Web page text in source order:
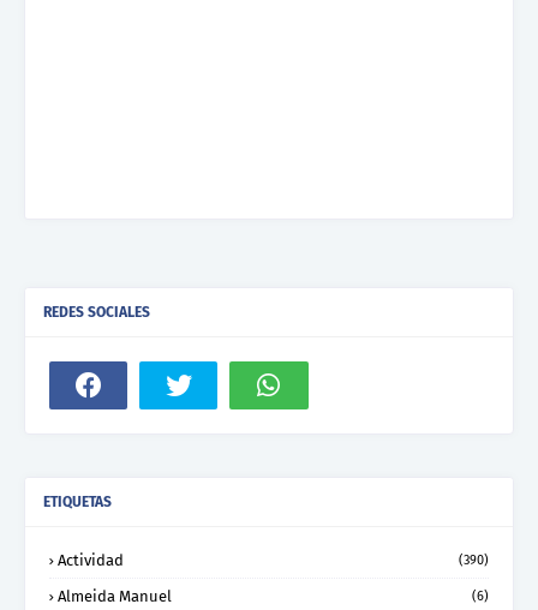
REDES SOCIALES
ETIQUETAS
Actividad (390)
Almeida Manuel (6)